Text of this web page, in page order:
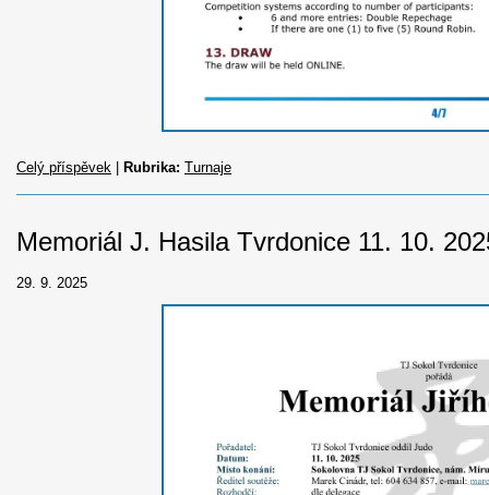
Celý příspěvek Rubrika: Turnaje
Memoriál J. Hasila Tvrdonice 11. 10.
29. 9. 2025